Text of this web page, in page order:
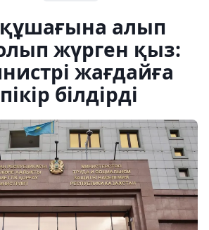
алып
жүрген қыз:
жағдайға
білдірді